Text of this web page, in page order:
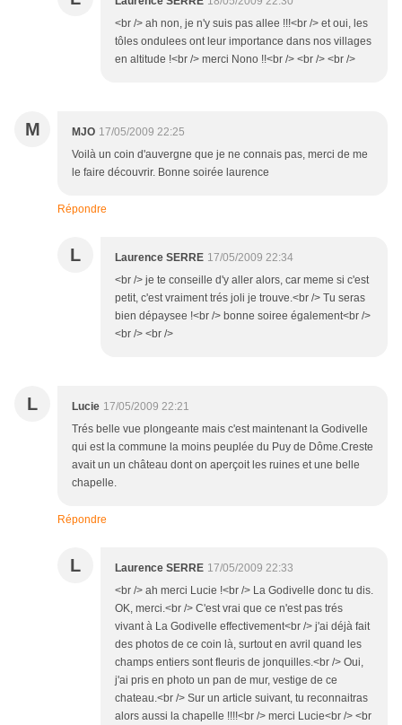
<br /> ah non, je n'y suis pas allee !!!<br /> et oui, les
tôles ondulees ont leur importance dans nos villages
en altitude !<br /> merci Nono !!<br /> <br /> <br />
M MJO 17/05/2009 22:25
Voilà un coin d'auvergne que je ne connais pas, merci de me
le faire découvrir. Bonne soirée laurence
Répondre
L Laurence SERRE 17/05/2009 22:34
<br /> je te conseille d'y aller alors, car meme si c'est
petit, c'est vraiment trés joli je trouve.<br /> Tu seras
bien dépaysee !<br /> bonne soiree également<br />
<br /> <br />
L Lucie 17/05/2009 22:21
Trés belle vue plongeante mais c'est maintenant la Godivelle
qui est la commune la moins peuplée du Puy de Dôme.Creste
avait un un château dont on aperçoit les ruines et une belle
chapelle.
Répondre
L Laurence SERRE 17/05/2009 22:33
<br /> ah merci Lucie !<br /> La Godivelle donc tu dis.
OK, merci.<br /> C'est vrai que ce n'est pas trés
vivant à La Godivelle effectivement<br /> j'ai déjà fait
des photos de ce coin là, surtout en avril quand les
champs entiers sont fleuris de jonquilles.<br /> Oui,
j'ai pris en photo un pan de mur, vestige de ce
chateau.<br /> Sur un article suivant, tu reconnaitras
alors aussi la chapelle !!!!<br /> merci Lucie<br /> <br